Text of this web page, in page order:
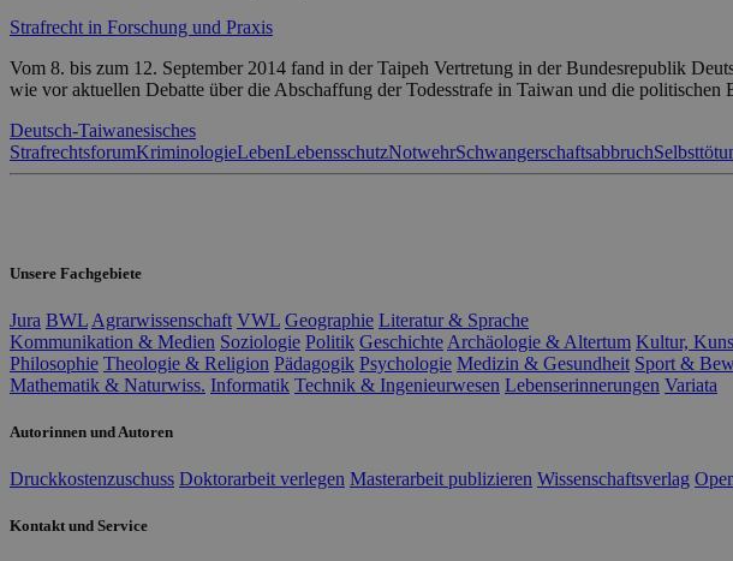
Strafrecht in Forschung und Praxis
Vom 8. bis zum 12. September 2014 fand in der Taipeh Vertretung in der Bundesrepublik
wie vor aktuellen Debatte über die Abschaffung der Todesstrafe in Taiwan und die
Deutsch-Taiwanesisches
StrafrechtsforumKriminologieLebenLebensschutzNotwehrSchwangerschaftsabbruch
Unsere Fachgebiete
Jura BWL Agrarwissenschaft VWL Geographie Literatur & Sprache
Kommunikation & Medien Soziologie Politik Geschichte Archäologie & Altertum Kultur,
Philosophie Theologie & Religion Pädagogik Psychologie Medizin & Gesundheit Sport &
Mathematik & Naturwiss. Informatik Technik & Ingenieurwesen Lebenserinnerungen Variata
Autorinnen und Autoren
Druckkostenzuschuss Doktorarbeit verlegen Masterarbeit publizieren Wissenschaftsverlag
Kontakt und Service